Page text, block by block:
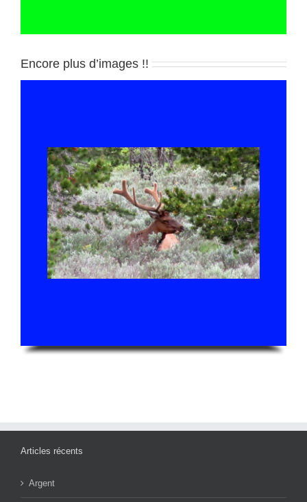
Encore plus d’images !!
Articles récents
Argent